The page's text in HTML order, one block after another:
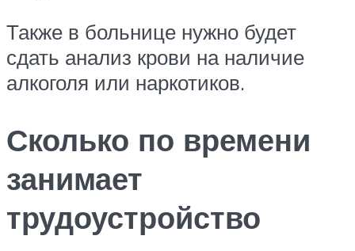
Также в больнице нужно будет
сдать анализ крови на наличие
алкоголя или наркотиков.
Сколько по времени
занимает
трудоустройство